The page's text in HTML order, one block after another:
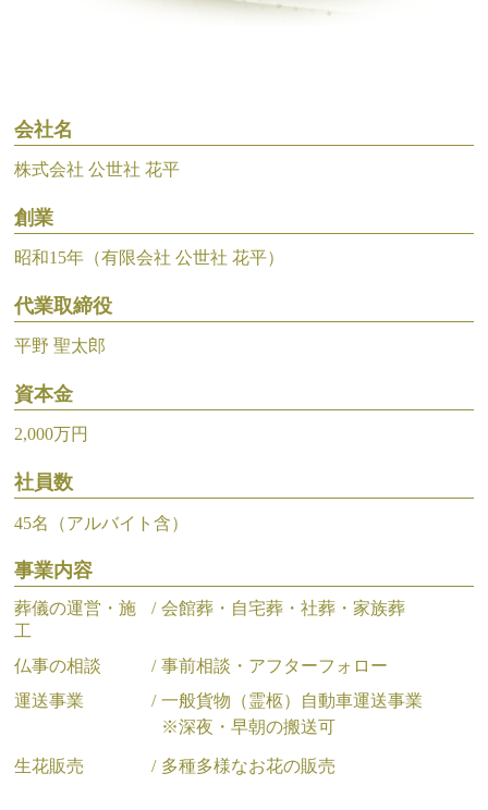
会社名
株式会社 公世社 花平
創業
昭和15年（有限会社 公世社 花平）
代業取締役
平野 聖太郎
資本金
2,000万円
社員数
45名（アルバイト含）
事業内容
葬儀の運営・施
工
会館葬・自宅葬・社葬・家族葬
仏事の相談
事前相談・アフターフォロー
運送事業
一般貨物（霊柩）自動車運送事業
※深夜・早朝の搬送可
生花販売 多種多様なお花の販売